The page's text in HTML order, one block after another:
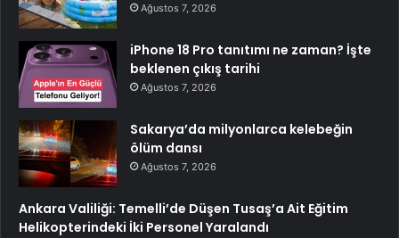
Ağustos 7, 2026
iPhone 18 Pro tanıtımı ne zaman? İşte
beklenen çıkış tarihi
Ağustos 7, 2026
Sakarya’da milyonlarca kelebeğin
ölüm dansı
Ağustos 7, 2026
Ankara Valiliği: Temelli’de Düşen Tusaş’a Ait Eğitim
Helikopterindeki İki Personel Yaralandı